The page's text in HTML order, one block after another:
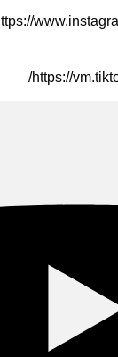
https://